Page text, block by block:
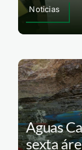
Noticias
Aguas
sexta